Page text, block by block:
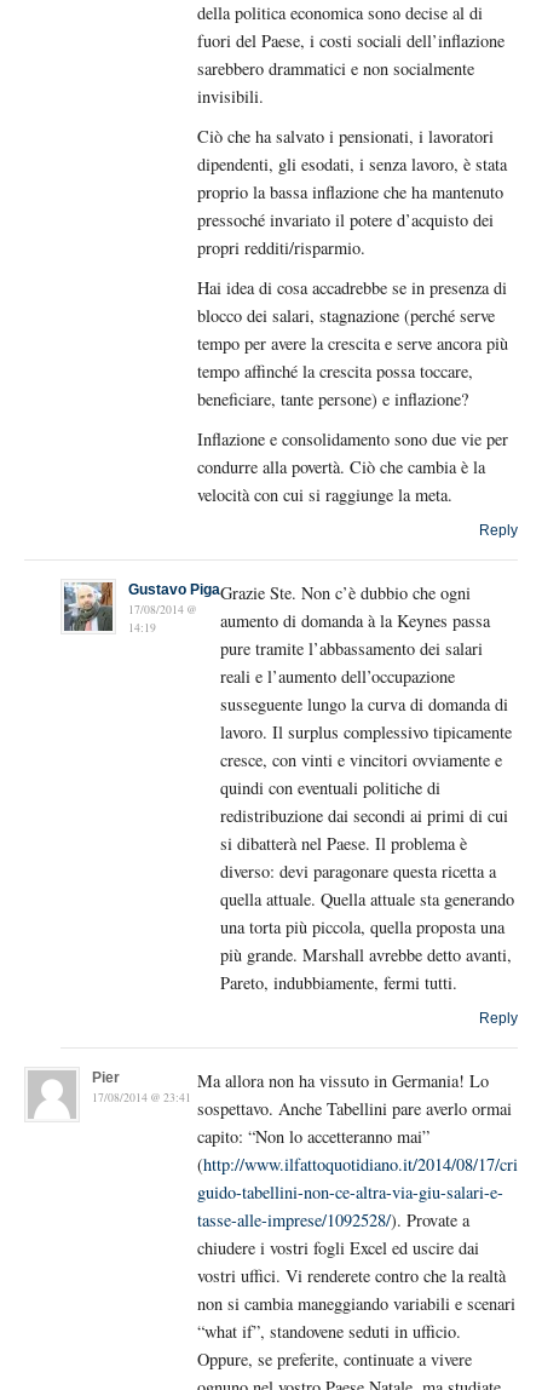
della politica economica sono decise al di
fuori del Paese, i costi sociali dell’inflazione
sarebbero drammatici e non socialmente
invisibili.
Ciò che ha salvato i pensionati, i lavoratori
dipendenti, gli esodati, i senza lavoro, è stata
proprio la bassa inflazione che ha mantenuto
pressoché invariato il potere d’acquisto dei
propri redditi/risparmio.
Hai idea di cosa accadrebbe se in presenza di
blocco dei salari, stagnazione (perché serve
tempo per avere la crescita e serve ancora più
tempo affinché la crescita possa toccare,
beneficiare, tante persone) e inflazione?
Inflazione e consolidamento sono due vie per
condurre alla povertà. Ciò che cambia è la
velocità con cui si raggiunge la meta.
Reply
Gustavo Piga
17/08/2014 @
14:19
Grazie Ste. Non c’è dubbio che ogni
aumento di domanda à la Keynes passa
pure tramite l’abbassamento dei salari
reali e l’aumento dell’occupazione
susseguente lungo la curva di domanda di
lavoro. Il surplus complessivo tipicamente
cresce, con vinti e vincitori ovviamente e
quindi con eventuali politiche di
redistribuzione dai secondi ai primi di cui
si dibatterà nel Paese. Il problema è
diverso: devi paragonare questa ricetta a
quella attuale. Quella attuale sta generando
una torta più piccola, quella proposta una
più grande. Marshall avrebbe detto avanti,
Pareto, indubbiamente, fermi tutti.
Reply
Pier
17/08/2014 @ 23:41
Ma allora non ha vissuto in Germania! Lo
sospettavo. Anche Tabellini pare averlo ormai
capito: “Non lo accetteranno mai”
(http://www.ilfattoquotidiano.it/2014/08/17/crisi-
guido-tabellini-non-ce-altra-via-giu-salari-e-
tasse-alle-imprese/1092528/). Provate a
chiudere i vostri fogli Excel ed uscire dai
vostri uffici. Vi renderete contro che la realtà
non si cambia maneggiando variabili e scenari
“what if”, standovene seduti in ufficio.
Oppure, se preferite, continuate a vivere